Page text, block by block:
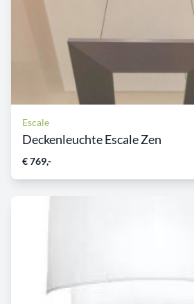
Escale
Deckenleuchte Escale Zen
€ 769,-